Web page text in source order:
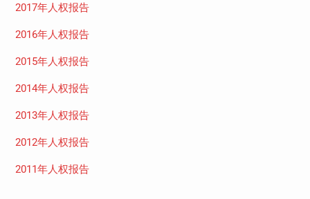
2017年人权报告
2016年人权报告
2015年人权报告
2014年人权报告
2013年人权报告
2012年人权报告
2011年人权报告